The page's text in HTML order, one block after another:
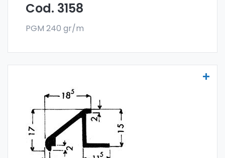
Cod. 3158
PGM 240 gr/m
Scheibenprofile Art. 3170
Die Scheibenprofile aus Aluminium werden
aus der Sonder-Legierung 6060 gefertigt
und werden im Stangenformat verkauft. Die
Mindestabnahme beträgt 300 kg.